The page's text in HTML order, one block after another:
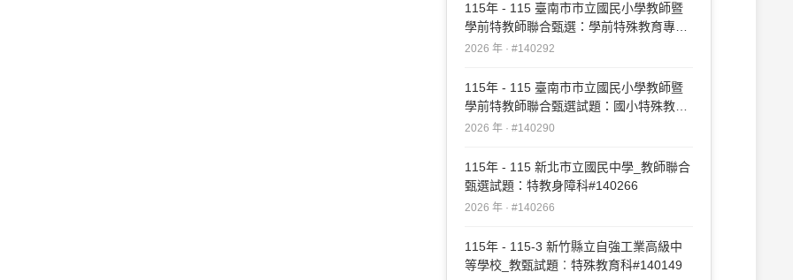
115年 - 115 臺南市市立國民小學教師暨
學前特教師聯合甄選：學前特殊教育專業
科目#140292
2026 年 · #140292
115年 - 115 臺南市市立國民小學教師暨
學前特教師聯合甄選試題：國小特殊教育
專業科目#140290
2026 年 · #140290
115年 - 115 新北市立國民中學_教師聯合
甄選試題：特教身障科#140266
2026 年 · #140266
115年 - 115-3 新竹縣立自強工業高級中
等學校_教甄試題︰特殊教育科#140149